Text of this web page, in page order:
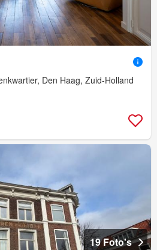
Den Haag, Zuid-Holland
19 Foto's